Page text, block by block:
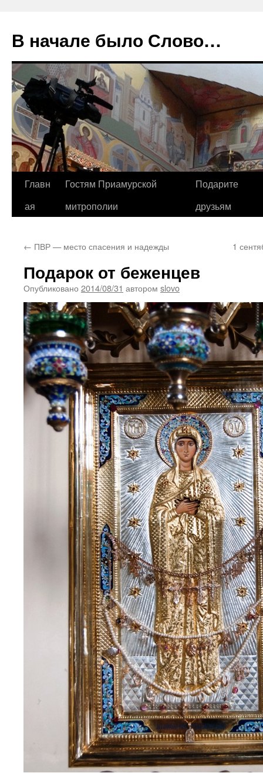
В начале было Слово…
Перейти
Главн
ая
Гостям Приамурской
митрополии
Подарите
друзьям
← ПВР — место спасения и надежды 1
Подарок от беженцев
Опубликовано 2014/08/31 автором slovo